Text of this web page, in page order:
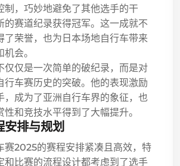
制，巧妙地避免了其他选手的干
的赛道纪录获得冠军。这一成就不
了荣誉，也为日本场地自行车带来
会。
仅仅是一次简单的破纪录，而是对
行车赛历史的突破。他的表现激励
，成为了亚洲自行车界的象征，也
和竞技水平得到了大幅提升。
排与规划
赛2025的赛程安排紧凑且高效，特
和比赛的流程设计都考虑到了选手